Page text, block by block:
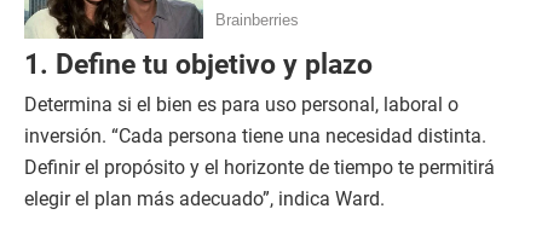
1. Define tu objetivo y plazo
Determina si el bien es para uso personal, laboral o
inversión. “Cada persona tiene una necesidad distinta.
Definir el propósito y el horizonte de tiempo te permitirá
elegir el plan más adecuado”, indica Ward.